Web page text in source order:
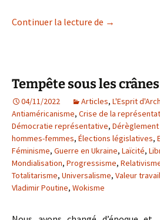
Continuer la lecture de →
Tempête sous les
04/11/2022 Articles, L'Esprit
Antiaméricanisme, Crise de la
Démocratie représentative,
hommes-femmes, Élections législatives,
Féminisme, Guerre en Ukraine, Laïcité,
Mondialisation, Progressisme,
Totalitarisme, Universalisme, Valeur travail
Vladimir Poutine, Wokisme